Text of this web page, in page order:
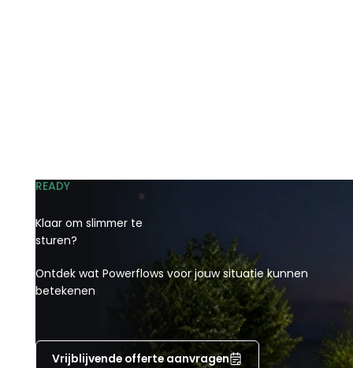
READY
Klaar om slimmer te
sturen?
Ontdek wat Powerflows voor jouw situatie kunnen
betekenen
Vrijblijvende offerte aanvragen